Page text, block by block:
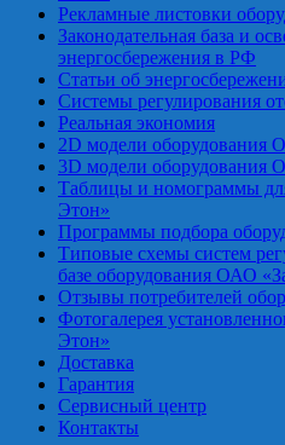
Рекламные листовки
Законодательная база и
энергосбережения в РФ
Статьи об
Системы регулирования
Реальная экономия
2D модели оборудования
3D модели оборудования
Таблицы и номограммы
Этон»
Программы подбора
Типовые схемы систем
базе оборудования ОАО
Отзывы потребителей
Фотогалерея
Этон»
Доставка
Гарантия
Сервисный центр
Контакты